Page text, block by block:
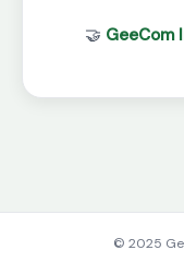
🤝 GeeCom
© 2025